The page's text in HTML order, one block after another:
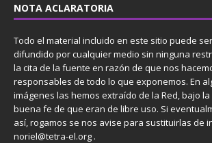
NOTA ACLARATORIA
Todo el material incluido en este sitio puede
difundido por cualquier medio sin ninguna
la cita de la fuente en razón de que nos
responsables de todo lo que exponemos. En
imágenes las hemos extraído de la Red, bajo
buena fe de que eran de libre uso. Si
así, rogamos se nos avise para sustituirlas de
noriel@tetra-el.org .